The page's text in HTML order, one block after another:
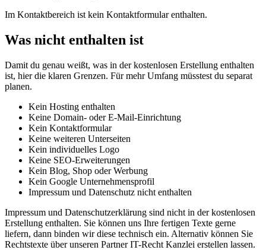
Im Kontaktbereich ist kein Kontaktformular enthalten.
Was nicht enthalten ist
Damit du genau weißt, was in der kostenlosen Erstellung enthalten
ist, hier die klaren Grenzen. Für mehr Umfang müsstest du separat
planen.
Kein Hosting enthalten
Keine Domain- oder E-Mail-Einrichtung
Kein Kontaktformular
Keine weiteren Unterseiten
Kein individuelles Logo
Keine SEO-Erweiterungen
Kein Blog, Shop oder Werbung
Kein Google Unternehmensprofil
Impressum und Datenschutz nicht enthalten
Impressum und Datenschutzerklärung sind nicht in der kostenlosen
Erstellung enthalten. Sie können uns Ihre fertigen Texte gerne
liefern, dann binden wir diese technisch ein. Alternativ können Sie
Rechtstexte über unseren Partner IT-Recht Kanzlei erstellen lassen.